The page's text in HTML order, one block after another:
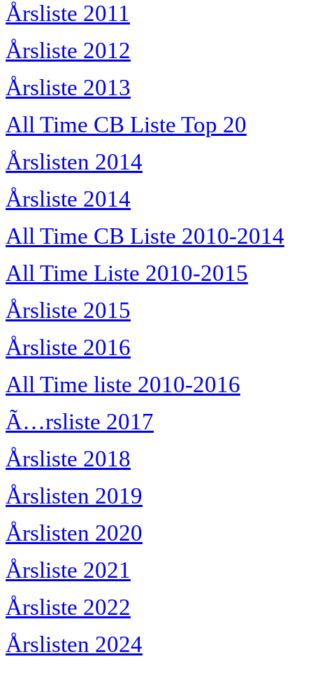
Årsliste 2011
Årsliste 2012
Årsliste 2013
All Time CB Liste Top 20
Årslisten 2014
Årsliste 2014
All Time CB Liste 2010-2014
All Time Liste 2010-2015
Årsliste 2015
Årsliste 2016
All Time liste 2010-2016
Ã…rsliste 2017
Årsliste 2018
Årslisten 2019
Årslisten 2020
Årsliste 2021
Årsliste 2022
Årslisten 2024